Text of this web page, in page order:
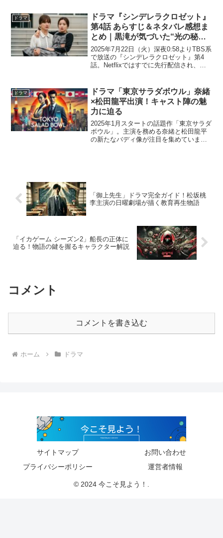
り、彼女はどのような思いで役に向き合
ったのでしょうか...
ドラマ
ドラマ『シンデレラクロゼット』
第4話 あらすじ＆ネタバレ感想ま
とめ｜黒滝が気づいた“光の秘
密”と春香の大胆な一言
2025年7月22日（火）深夜0:58よりTBS系
で放送の『シンデレラクロゼット』第4
話。Netflixではすでに先行配信され、春
盛りだくさんです。この記事では、第4
話...
ドラマ
ドラマ「東京サラダボウル」奈緒
×松田龍平出演！キャスト陣の魅
力に迫る
2025年1月スタートの話題作「東京サラダ
ボウル」。主演を務める奈緒と松田龍平
の新たなバディ像が注目を集めていま
「御上先生」ドラマ完全ガイド！松坂桃
李主演の日曜劇場が描く教育再生物語
「イカゲーム シーズン2」船長の正体に
迫る！物語の鍵を握るキャラクター解説
コメント
コメントを書き込む
ホーム ドラマ
サイトマップ
お問い合わせ
プライバシーポリシー
運営者情報
© 2024 今こそ見よう！.